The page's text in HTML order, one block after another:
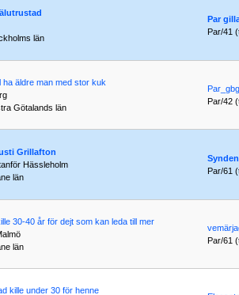
län
Par
Par/41
ha äldre man med stor kuk
Götalands län
Par_gbg
Par/42
Grillafton
Hässleholm
län
Par/61
30-40 år för dejt som kan leda till mer
län
Par/61
kille under 30 för henne